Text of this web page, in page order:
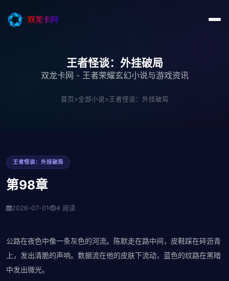
王者怪谈：外挂破局
双龙卡网 - 王者荣耀玄幻小说与游戏资讯
首页>全部小说>王者怪谈：外挂破局
王者怪谈：外挂破局
第98章
2026-07-01 4 阅读
公路在夜色中像一条灰色的河流。陈默走在路中间，皮鞋踩在碎沥青
上，发出清脆的声响。数据流在他的皮肤下流动，蓝色的纹路在黑暗
中发出微光。